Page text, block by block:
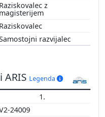
Raziskovalec z
magisterijem
Raziskovalec
razvijalec
Legenda
1.
24009